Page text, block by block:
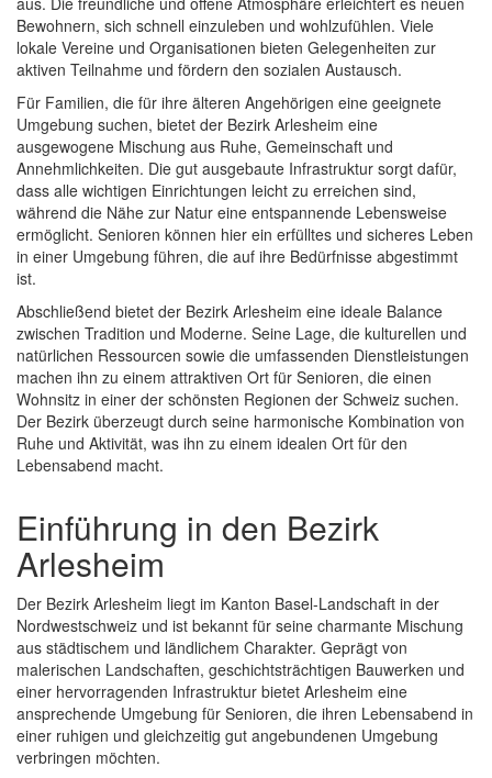
Bewohnern, sich schnell einzuleben und wohlzufühlen. Viele
lokale Vereine und Organisationen bieten Gelegenheiten zur
aktiven Teilnahme und fördern den sozialen Austausch.
Für Familien, die für ihre älteren Angehörigen eine geeignete
Umgebung suchen, bietet der Bezirk Arlesheim eine
ausgewogene Mischung aus Ruhe, Gemeinschaft und
Annehmlichkeiten. Die gut ausgebaute Infrastruktur sorgt dafür,
dass alle wichtigen Einrichtungen leicht zu erreichen sind,
während die Nähe zur Natur eine entspannende Lebensweise
ermöglicht. Senioren können hier ein erfülltes und sicheres Leben
in einer Umgebung führen, die auf ihre Bedürfnisse abgestimmt
ist.
Abschließend bietet der Bezirk Arlesheim eine ideale Balance
zwischen Tradition und Moderne. Seine Lage, die kulturellen und
natürlichen Ressourcen sowie die umfassenden Dienstleistungen
machen ihn zu einem attraktiven Ort für Senioren, die einen
Wohnsitz in einer der schönsten Regionen der Schweiz suchen.
Der Bezirk überzeugt durch seine harmonische Kombination von
Ruhe und Aktivität, was ihn zu einem idealen Ort für den
Lebensabend macht.
Einführung in den Bezirk
Arlesheim
Der Bezirk Arlesheim liegt im Kanton Basel-Landschaft in der
Nordwestschweiz und ist bekannt für seine charmante Mischung
aus städtischem und ländlichem Charakter. Geprägt von
malerischen Landschaften, geschichtsträchtigen Bauwerken und
einer hervorragenden Infrastruktur bietet Arlesheim eine
ansprechende Umgebung für Senioren, die ihren Lebensabend in
einer ruhigen und gleichzeitig gut angebundenen Umgebung
verbringen möchten.